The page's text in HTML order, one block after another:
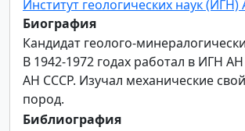
Институт геологических наук
Биография
Кандидат геолого-
В 1942-1972 годах работал в ИГН
АН СССР. Изучал механические
пород.
Библиография